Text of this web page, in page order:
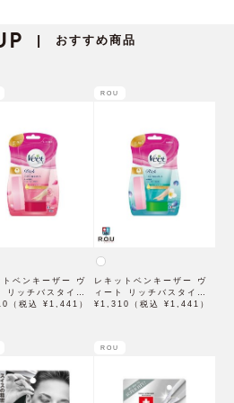
| おすすめ商品
トベンキーザー ヴ
リッチバスタイム
リーム しっかり除
（税込 ¥1,441）
ROU
レキットベンキーザー ヴ
ィート リッチバスタイム
除毛クリーム 敏感肌用
¥1,310（税込 ¥1,441）
ROU